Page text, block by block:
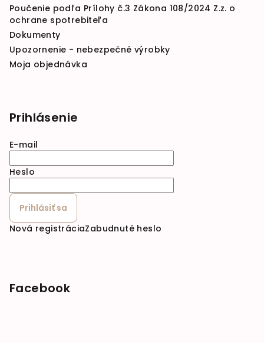
Poučenie podľa Prílohy č.3 Zákona 108/2024 Z.z. o
ochrane spotrebiteľa
Dokumenty
Upozornenie - nebezpečné výrobky
Moja objednávka
Prihlásenie
E-mail
Heslo
Prihlásiť sa
Nová registráciaZabudnuté heslo
Facebook